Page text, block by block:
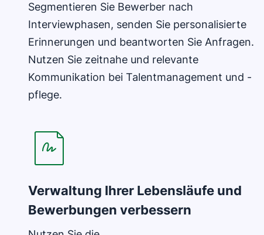
Segmentieren Sie Bewerber nach
Interviewphasen, senden Sie personalisierte
Erinnerungen und beantworten Sie Anfragen.
Nutzen Sie zeitnahe und relevante
Kommunikation bei Talentmanagement und -
pflege.
Verwaltung Ihrer Lebensläufe und
Bewerbungen verbessern